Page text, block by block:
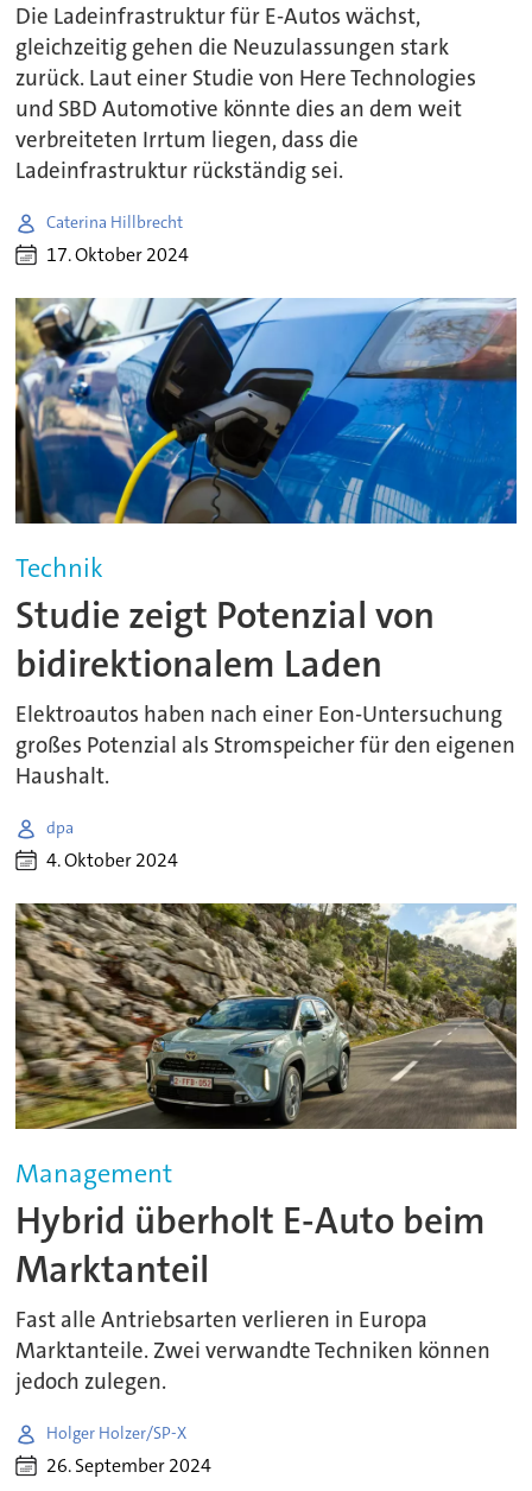
Die Ladeinfrastruktur für E-Autos wächst,
gleichzeitig gehen die Neuzulassungen stark
zurück. Laut einer Studie von Here Technologies
und SBD Automotive könnte dies an dem weit
verbreiteten Irrtum liegen, dass die
Ladeinfrastruktur rückständig sei.
Caterina Hillbrecht
17. Oktober 2024
Technik
Studie zeigt Potenzial von
bidirektionalem Laden
Elektroautos haben nach einer Eon-Untersuchung
großes Potenzial als Stromspeicher für den eigenen
Haushalt.
dpa
4. Oktober 2024
Management
Hybrid überholt E-Auto beim
Marktanteil
Fast alle Antriebsarten verlieren in Europa
Marktanteile. Zwei verwandte Techniken können
jedoch zulegen.
Holger Holzer/SP-X
26. September 2024